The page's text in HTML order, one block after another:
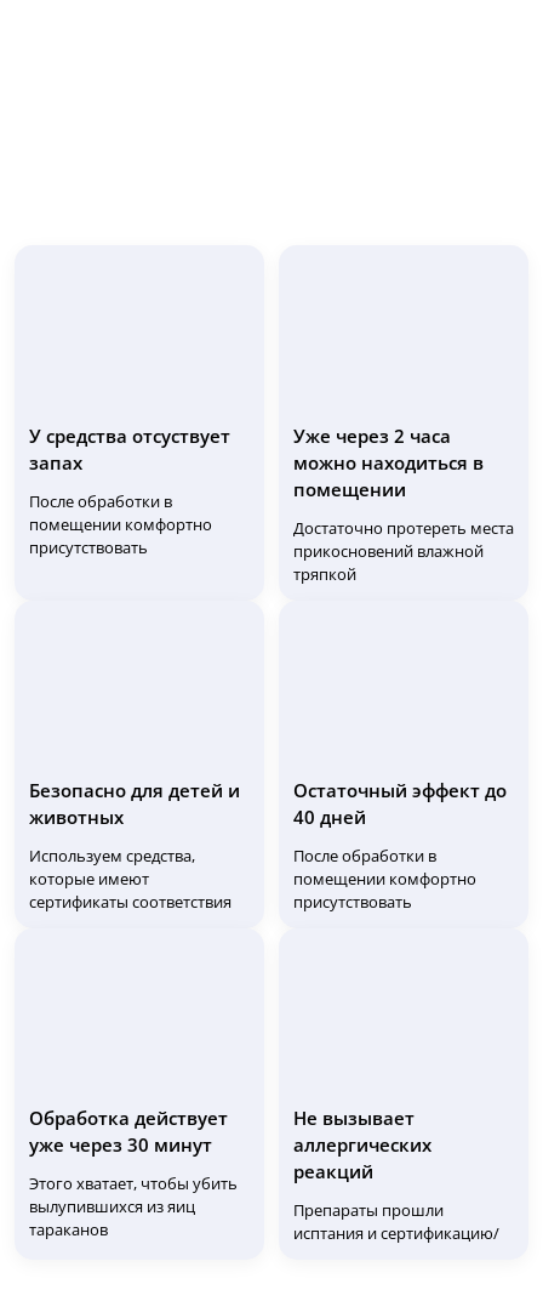
У средства отсуствует
запах
После обработки в
помещении комфортно
присутствовать
Уже через 2 часа
можно находиться в
помещении
Достаточно протереть места
прикосновений влажной
тряпкой
Безопасно для детей и
животных
Используем средства,
которые имеют
сертификаты соответствия
Остаточный эффект до
40 дней
После обработки в
помещении комфортно
присутствовать
Обработка действует
уже через 30 минут
Этого хватает, чтобы убить
вылупившихся из яиц
тараканов
Не вызывает
аллергических
реакций
Препараты прошли
исптания и сертификацию/